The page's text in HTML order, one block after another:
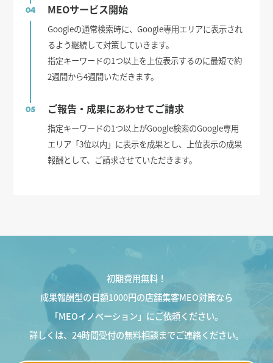
04 MEOサービス開始
Googleの通常検索時に、Google専用エリアに表示され
るよう継続して対策していきます。
指定キーワードの1つ以上を上位表示するのに最短で約
2週間から4週間いただきます。
05 ご報告・成果にあわせてご請求
指定キーワードの1つ以上がGoogle検索のGoogle専用
エリア「3位以内」に表示を成果とし、上位表示の成果
報酬として、ご請求させていただきます。
初期費用無料！
成果報酬型の日額1000円の店舗集客MEO対策なら
「MEOイノベーション」にご依頼ください。
詳しくは、24時間受付の無料相談までご連絡ください。